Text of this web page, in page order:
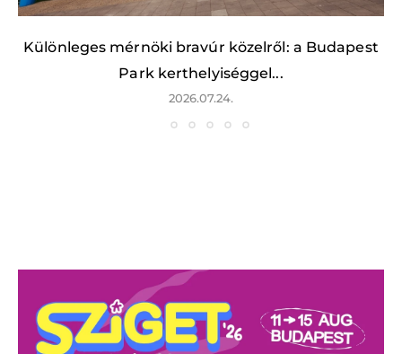
Különleges mérnöki bravúr közelről: a Budapest
Park kerthelyiséggel...
2026.07.24.